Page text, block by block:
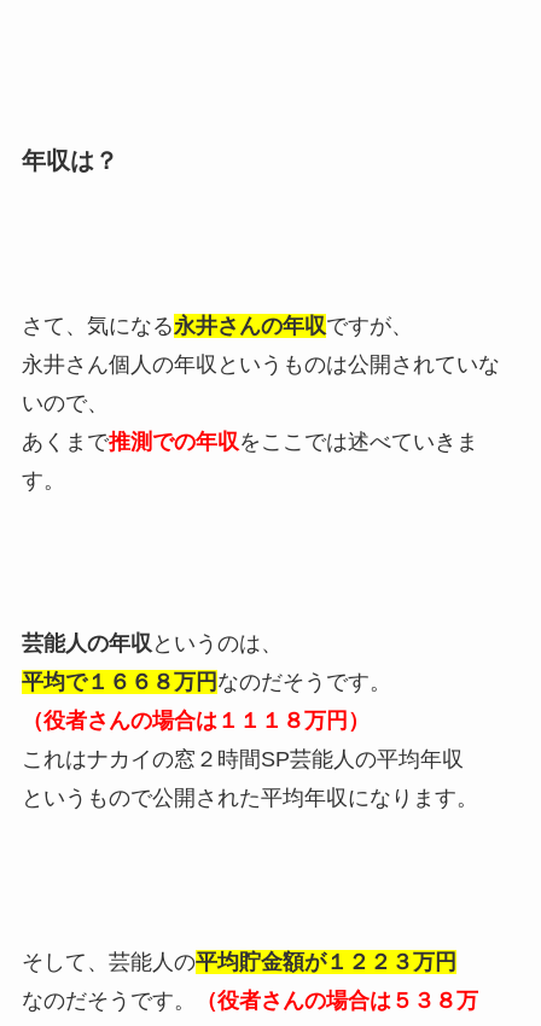
年収は？
さて、気になる永井さんの年収ですが、
永井さん個人の年収というものは公開されていな
いので、
あくまで推測での年収 をここでは述べていきま
す。
芸能人の年収というのは、
平均で１６６８万円 なのだそうです。
（役者さんの場合は１１１８万円）
これはナカイの窓２時間SP芸能人の平均年収
というもので公開された平均年収になります。
そして、芸能人の平均貯金額が１２２３万円
なのだそうです。
（役者さんの場合は５３８万